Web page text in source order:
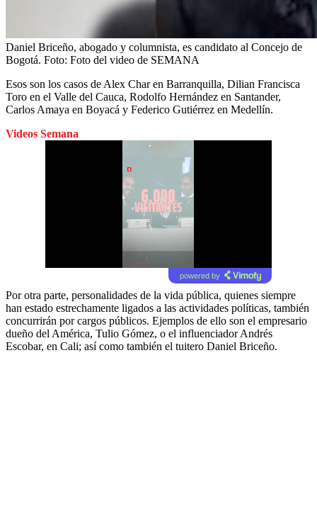
Daniel Briceño, abogado y columnista, es candidato al Concejo de
Bogotá. Foto: Foto del video de SEMANA
Esos son los casos de Alex Char en Barranquilla, Dilian Francisca
Toro en el Valle del Cauca, Rodolfo Hernández en Santander,
Carlos Amaya en Boyacá y Federico Gutiérrez en Medellín.
Videos Semana
powered by
Por otra parte, personalidades de la vida pública, quienes siempre
han estado estrechamente ligados a las actividades políticas, también
concurrirán por cargos públicos. Ejemplos de ello son el empresario
dueño del América, Tulio Gómez, o el influenciador Andrés
Escobar, en Cali; así como también el tuitero Daniel Briceño.